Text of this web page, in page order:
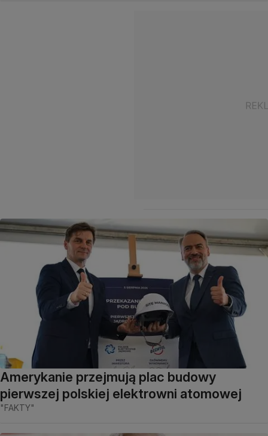
Amerykanie przejmują plac budowy
pierwszej polskiej elektrowni atomowej
"FAKTY"